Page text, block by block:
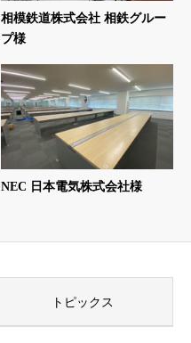
相模鉄道株式会社 相鉄グルー
プ様
NEC 日本電気株式会社様
トピックス